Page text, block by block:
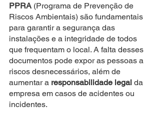
PPRA (Programa de Prevenção de
Riscos Ambientais) são fundamentais
para garantir a segurança das
instalações e a integridade de todos
que frequentam o local. A falta desses
documentos pode expor as pessoas a
riscos desnecessários, além de
aumentar a responsabilidade legal da
empresa em casos de acidentes ou
incidentes.